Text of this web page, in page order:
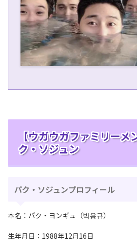
【ウガウガファミリーメ
ク・ソジュン
パク・ソジュンプロフィール
本名：パク・ヨンギュ（박용규）
生年月日：1988年12月16日